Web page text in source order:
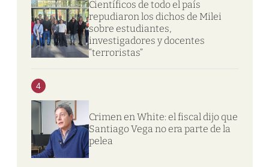
Científicos de todo el país
repudiaron los dichos de Milei
sobre estudiantes,
investigadores y docentes
“terroristas”
4
Crimen en White: el fiscal dijo que
Santiago Vega no era parte de la
pelea